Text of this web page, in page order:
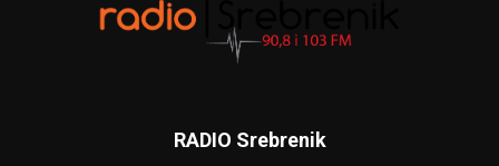
RADIO Srebrenik